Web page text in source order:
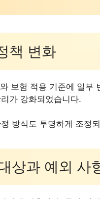
책 변화
보험 적용 기준에 일부
가 강화되었습니다.
방식도 투명하게 조정
상과 예외 사